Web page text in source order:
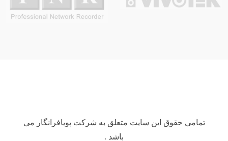
تمامی حقوق این سایت متعلق به شرکت پویافرانگار می
باشد .